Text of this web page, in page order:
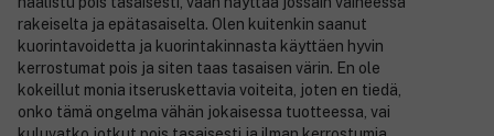
rakeiselta ja epätasaiselta. Olen kuitenkin saanut
kuorintavoidetta ja kuorintakinnasta käyttäen hyvin
kerrostumat pois ja siten taas tasaisen värin. En ole
kokeillut monia itseruskettavia voiteita, joten en tiedä,
onko tämä ongelma vähän jokaisessa tuotteessa, vai